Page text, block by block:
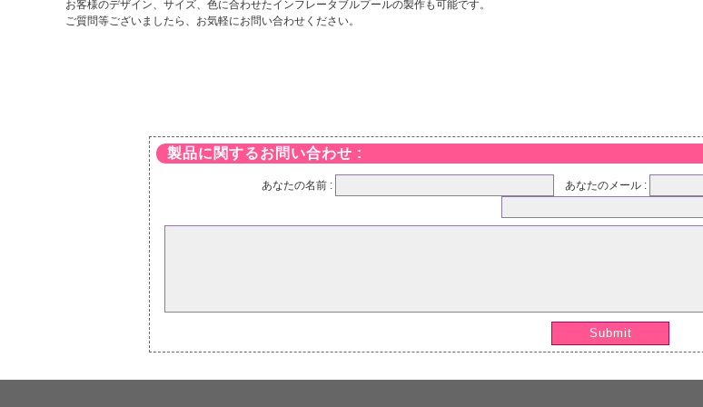
お客様のデザイン、サイズ、色に合わせたインフレータブルプールの製作も可能です。
ご質問等ございましたら、お気軽にお問い合わせください。
製品に関するお問い合わせ :
あなたの名前 : あなたのメール :
Submit